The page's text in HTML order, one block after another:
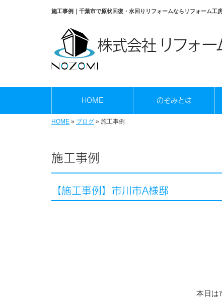
施工事例｜千葉市で原状回復・水回りリフォームならリフォーム工
HOME のぞみとは
HOME » ブログ » 施工事例
施工事例
【施工事例】市川市A様邸
本日は